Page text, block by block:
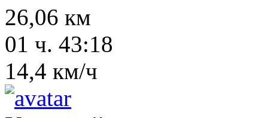
26,06 км
01 ч. 43:18
14,4 км/ч